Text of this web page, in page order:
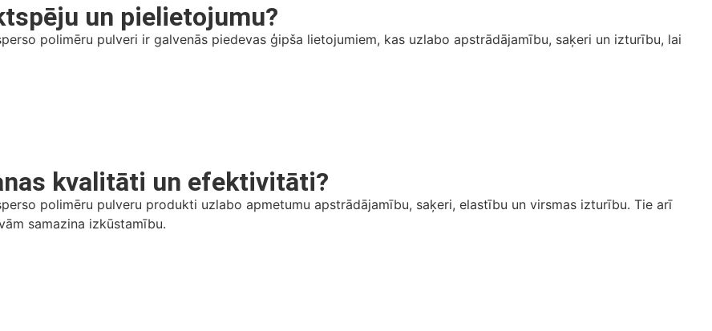
un pielietojumu?
polimēru pulveri ir galvenās piedevas ģipša lietojumiem, kas uzlabo apstrādājamību, saķeri un izturību, lai
kvalitāti un efektivitāti?
polimēru pulveru produkti uzlabo apmetumu apstrādājamību, saķeri, elastību un virsmas izturību. Tie arī
samazina izkūstamību.